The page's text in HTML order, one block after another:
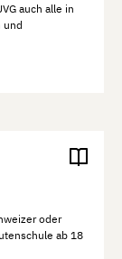
auch alle in
und
oder
ab 18